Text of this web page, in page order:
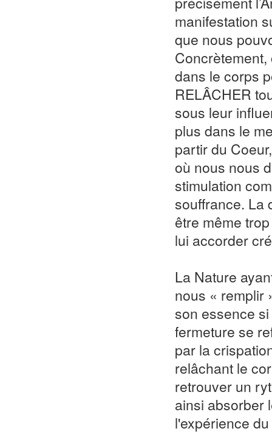
manifestation
que nous
dans le corps
RELÂCHER
sous leur
plus dans le
partir du
où nous nous
stimulation
souffrance. La
être même
lui accorder
La Nature
nous « remplir
son essence
fermeture se
par la
relâchant le
retrouver un
ainsi absorber
l'expérience